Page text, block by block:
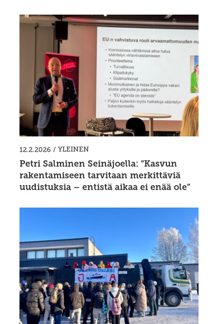
12.2.2026 / YLEINEN
Petri Salminen Seinäjoella: “Kasvun
rakentamiseen tarvitaan merkittäviä
uudistuksia – entistä aikaa ei enää ole”